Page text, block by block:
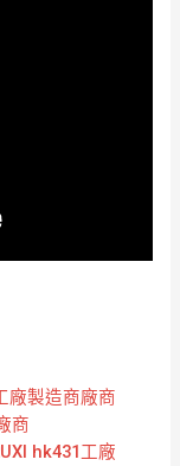
廠製造商廠商
商
hk431工廠